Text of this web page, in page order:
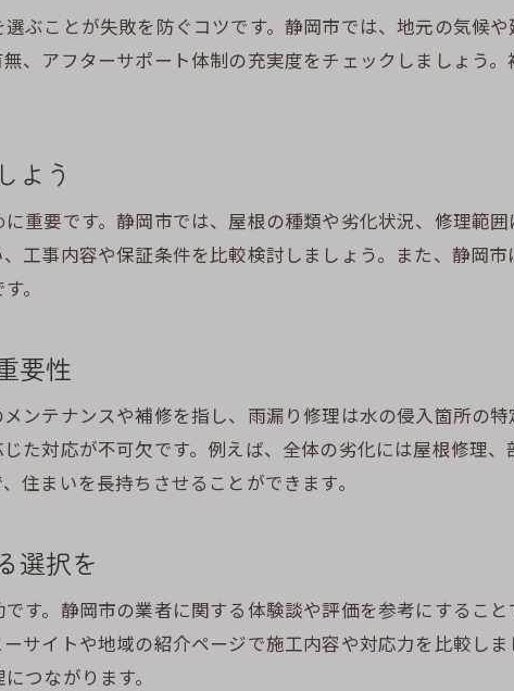
備える雨漏り修理のポイント
ミングを見極めるコツ
タイミングを見誤らないチェック法
ことで得られる費用面のメリット
屋根修理の応急対応と注意点
した雨漏り修理計画の立て方
成金制度と雨漏り修理の関係
用負担軽減の雨漏り修理術
象となる条件と注意したいポイント
す雨漏り修理の実践的な進め方
り修理とメンテナンス法
な屋根メンテナンスの重要性
ための雨漏り修理と予防策
ぶことが失敗を防ぐコツです。静岡市では、地元の気候
、アフターサポート体制の充実度をチェックしましょう
よう
重要です。静岡市では、屋根の種類や劣化状況、修理範囲
工事内容や保証条件を比較検討しましょう。また、静岡
。
要性
ンテナンスや補修を指し、雨漏り修理は水の侵入箇所の
た対応が不可欠です。例えば、全体の劣化には屋根修理
住まいを長持ちさせることができます。
選択を
す。静岡市の業者に関する体験談や評価を参考にするこ
サイトや地域の紹介ページで施工内容や対応力を比較し
つながります。